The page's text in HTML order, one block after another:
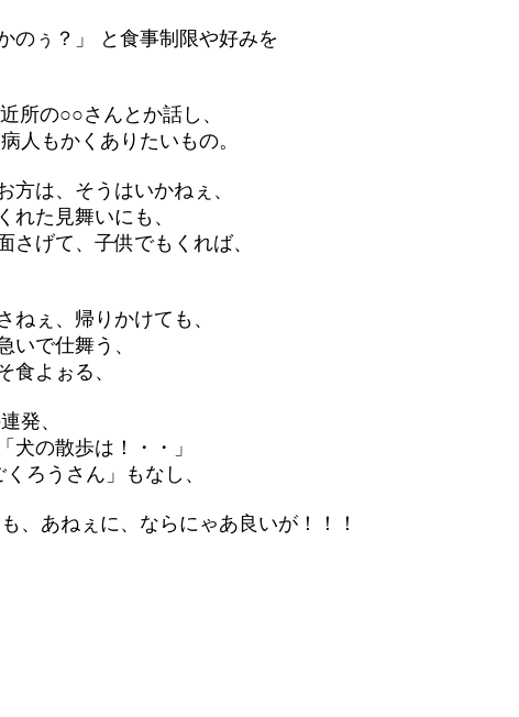
？」 と食事制限や好みを
○○さんとか話し、
かくありたいもの。
、そうはいかねぇ、
た見舞いにも、
て、子供でもくれば、
、帰りかけても、
で仕舞う、
よぉる、
、
の散歩は！・・」
うさん」もなし、
ぇに、ならにゃあ良いが！！！